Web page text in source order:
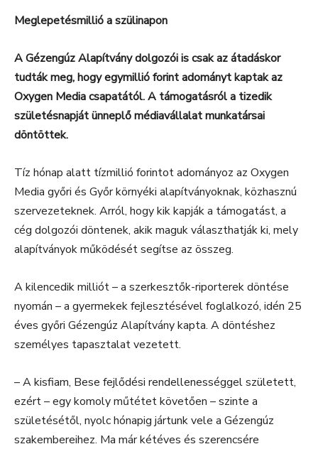
Meglepetésmillió a szülinapon
A Gézengúz Alapítvány dolgozói is csak az átadáskor
tudták meg, hogy egymillió forint adományt kaptak az
Oxygen Media csapatától. A támogatásról a tizedik
születésnapját ünneplő médiavállalat munkatársai
döntöttek.
Tíz hónap alatt tízmillió forintot adományoz az Oxygen
Media győri és Győr környéki alapítványoknak, közhasznú
szervezeteknek. Arról, hogy kik kapják a támogatást, a
cég dolgozói döntenek, akik maguk választhatják ki, mely
alapítványok működését segítse az összeg.
A kilencedik milliót – a szerkesztők-riporterek döntése
nyomán – a gyermekek fejlesztésével foglalkozó, idén 25
éves győri Gézengúz Alapítvány kapta. A döntéshez
személyes tapasztalat vezetett.
– A kisfiam, Bese fejlődési rendellenességgel született,
ezért – egy komoly műtétet követően – szinte a
születésétől, nyolc hónapig jártunk vele a Gézengúz
szakembereihez. Ma már kétéves és szerencsére